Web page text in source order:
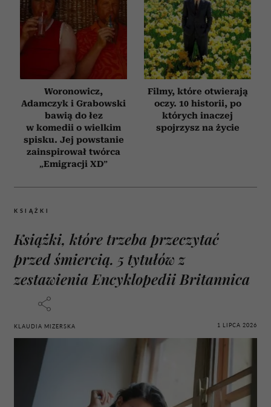
Woronowicz,
Adamczyk i Grabowski
bawią do łez
w komedii o wielkim
spisku. Jej powstanie
zainspirował twórca
„Emigracji XD”
Filmy, które otwierają
oczy. 10 historii, po
których inaczej
spojrzysz na życie
KSIĄŻKI
Książki, które trzeba przeczytać
przed śmiercią. 5 tytułów z
zestawienia Encyklopedii Britannica
KLAUDIA MIZERSKA 1 LIPCA 2026